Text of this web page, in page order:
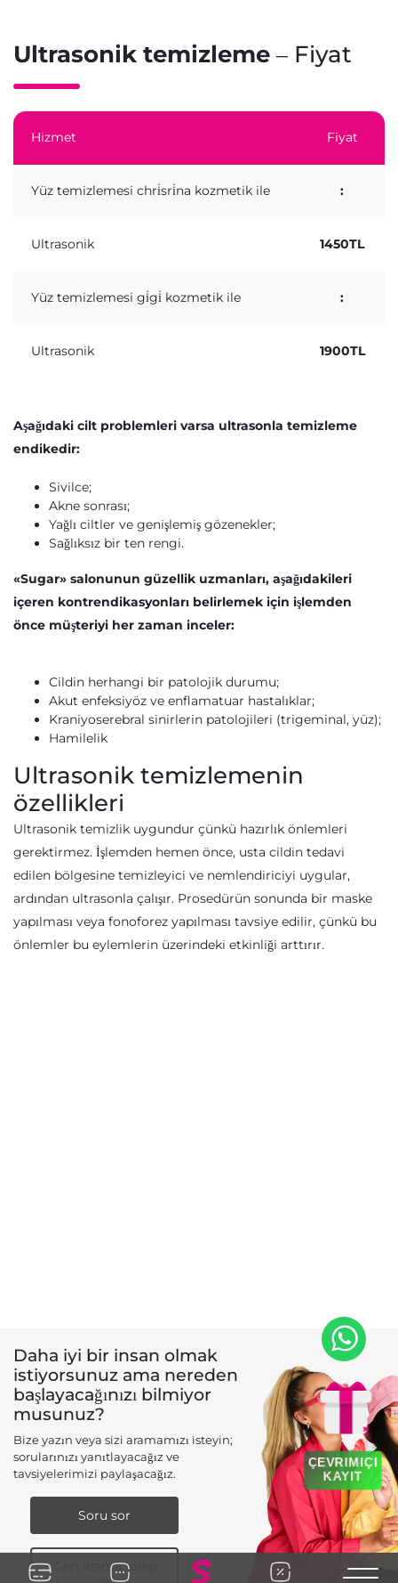
ÇEVRIMIÇI
KAYIT
Ultrasonik temizleme– Fiyat
Hizmet Fiyat
Yüz temizlemesi chri̇sri̇na kozmetik ile :
Ultrasonik 1450TL
Yüz temizlemesi gi̇gi̇ kozmetik ile :
Ultrasonik 1900TL
Aşağıdaki cilt problemleri varsa ultrasonla temizleme
endikedir:
Sivilce;
Akne sonrası;
Yağlı ciltler ve genişlemiş gözenekler;
Sağlıksız bir ten rengi.
«‎Sugar» salonunun güzellik uzmanları, aşağıdakileri
içeren kontrendikasyonları belirlemek için işlemden
önce müşteriyi her zaman inceler:
Cildin herhangi bir patolojik durumu;
Akut enfeksiyöz ve enflamatuar hastalıklar;
Kraniyoserebral sinirlerin patolojileri (trigeminal, yüz);
Hamilelik
Ultrasonik temizlemenin
özellikleri
Ultrasonik temizlik uygundur çünkü hazırlık önlemleri
gerektirmez. İşlemden hemen önce, usta cildin tedavi
edilen bölgesine temizleyici ve nemlendiriciyi uygular,
ardından ultrasonla çalışır. Prosedürün sonunda bir maske
yapılması veya fonoforez yapılması tavsiye edilir, çünkü bu
önlemler bu eylemlerin üzerindeki etkinliği arttırır.
Daha iyi bir insan olmak
istiyorsunuz ama nereden
başlayacağınızı bilmiyor
musunuz?
Bize yazın veya sizi aramamızı isteyin;
sorularınızı yanıtlayacağız ve
tavsiyelerimizi paylaşacağız.
Soru sor
Geri arama talep